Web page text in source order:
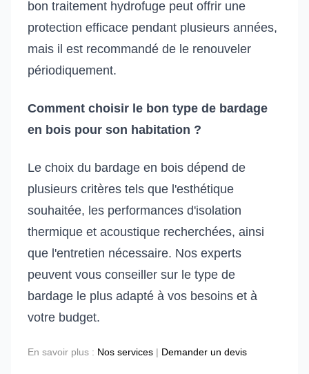
bon traitement hydrofuge peut offrir une
protection efficace pendant plusieurs années,
mais il est recommandé de le renouveler
périodiquement.
Comment choisir le bon type de bardage
en bois pour son habitation ?
Le choix du bardage en bois dépend de
plusieurs critères tels que l'esthétique
souhaitée, les performances d'isolation
thermique et acoustique recherchées, ainsi
que l'entretien nécessaire. Nos experts
peuvent vous conseiller sur le type de
bardage le plus adapté à vos besoins et à
votre budget.
En savoir plus : Nos services | Demander un devis